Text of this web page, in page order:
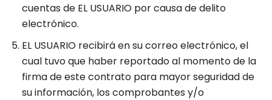
cuentas de EL USUARIO por causa de delito
electrónico.
EL USUARIO recibirá en su correo electrónico, el
cual tuvo que haber reportado al momento de la
firma de este contrato para mayor seguridad de
su información, los comprobantes y/o